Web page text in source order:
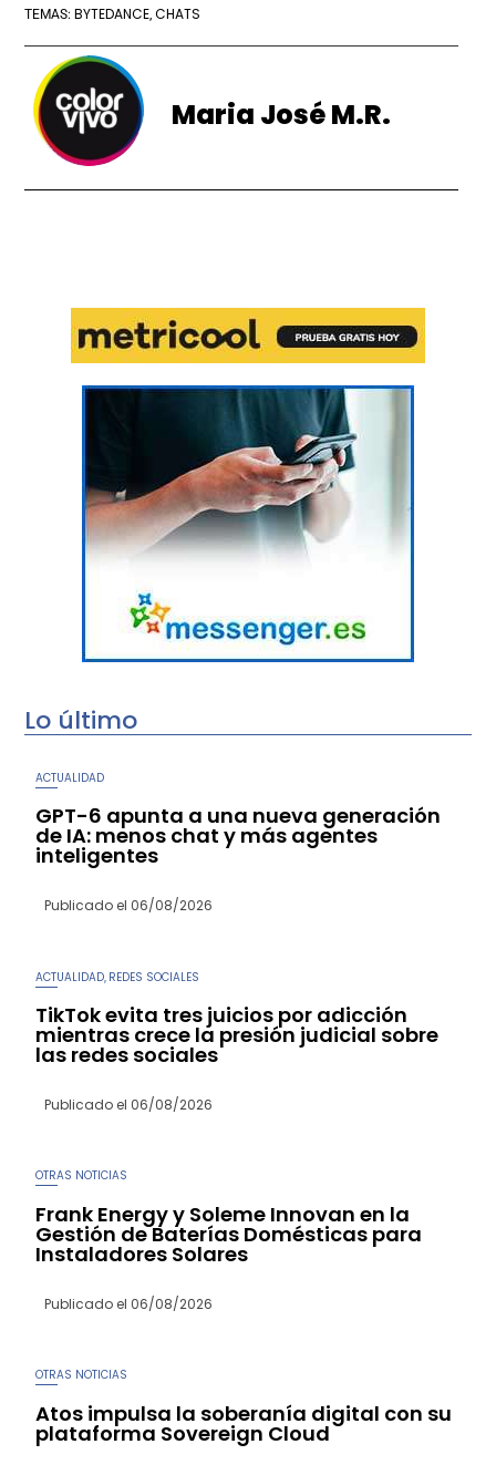
TEMAS:BYTEDANCE ,CHATS
Maria José M.R.
Lo último
ACTUALIDAD
GPT-6 apunta a una nueva generación
de IA: menos chat y más agentes
inteligentes
Publicado el 06/08/2026
ACTUALIDAD REDES SOCIALES
TikTok evita tres juicios por adicción
mientras crece la presión judicial sobre
las redes sociales
Publicado el 06/08/2026
OTRAS NOTICIAS
Frank Energy y Soleme Innovan en la
Gestión de Baterías Domésticas para
Instaladores Solares
Publicado el 06/08/2026
OTRAS NOTICIAS
Atos impulsa la soberanía digital con su
plataforma Sovereign Cloud